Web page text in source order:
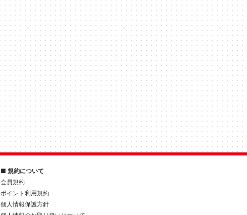
■ 規約について
会員規約
ポイント利用規約
個人情報保護方針